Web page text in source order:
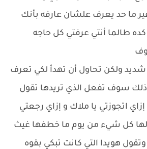
ما حد يعرف علشان عارفه بأنك
طالما أنتي عرفتي كل حاجه
ولكن تحاول أن تهدأ لكي تعرف
سوف تفعل الذي تريدها تقول
اتجوزتي يا ملاك و إزاي رجعتي
لها كل شيء من يوم ما خطفها غيث
وتقول هويدا التي كانت تبكي بقوه